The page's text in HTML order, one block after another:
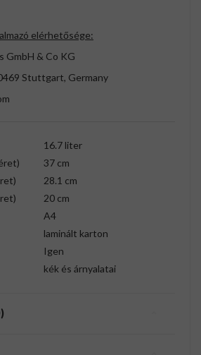
elérhetősége:
GmbH & Co KG
Stuttgart, Germany
16.7 liter
37 cm
28.1 cm
20 cm
A4
laminált karton
Igen
kék és árnyalatai